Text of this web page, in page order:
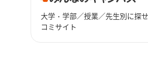
大学・学部／授業／先生別に探
コミサイト